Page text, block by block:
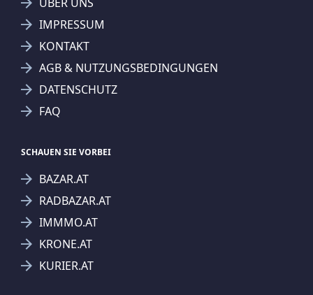
IMPRESSUM
KONTAKT
AGB & NUTZUNGSBEDINGUNGEN
DATENSCHUTZ
FAQ
SCHAUEN SIE VORBEI
BAZAR.AT
RADBAZAR.AT
IMMMO.AT
KRONE.AT
KURIER.AT